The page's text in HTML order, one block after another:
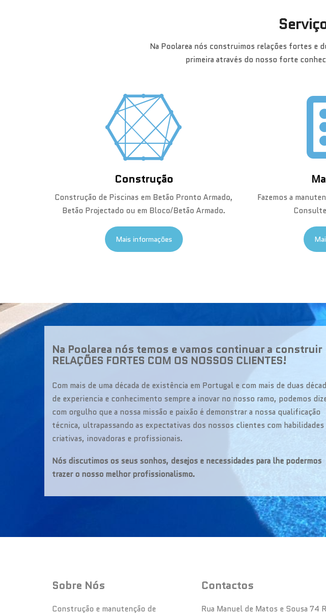
Na Poolarea nós construimos relações fortes e
primeira através do nosso forte
Construção
Construção de Piscinas em Betão Pronto Armado,
Betão Projectado ou em Bloco/Betão Armado.
Mais informações
Fazemos a
Na Poolarea nós temos e vamos continuar a construir
RELAÇÕES FORTES COM OS NOSSOS CLIENTES!
Com mais de uma década de existência em Portugal e com mais de duas
de experiencia e conhecimento sempre a inovar no nosso ramo, podemos
com orgulho que a nossa missão e paixão é demonstrar a nossa qualificação
técnica, ultrapassando as expectativas dos nossos clientes com habilidades
criativas, inovadoras e profissionais.
Nós discutimos os seus sonhos, desejos e necessidades para lhe podermos
trazer o nosso melhor profissionalismo.
Sobre Nós
Construção e manutenção de
Contactos
Rua Manuel de Matos e Sousa 74